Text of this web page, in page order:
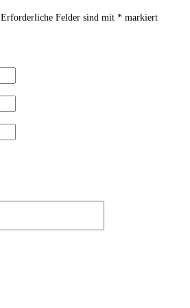
Erforderliche Felder sind mit * markiert